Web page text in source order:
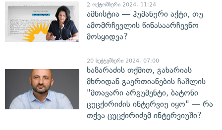
2 ოქტომბერი 2024, 11:24
ამნისტია — ჰუმანური აქტი, თუ
ამომრჩევლის წინასაარჩევნო
მოსყიდვა?
20 სექტემბერი 2024, 07:00
ხაზარაძის თქმით, გახარიას
მხრიდან გაერთიანების ჩაშლის
"მთავარი არგუმენტი, ბატონი
ცუცქირიძის ინტერვიუ იყო" — რა
თქვა ცუცქირიძემ ინტერვიუში?